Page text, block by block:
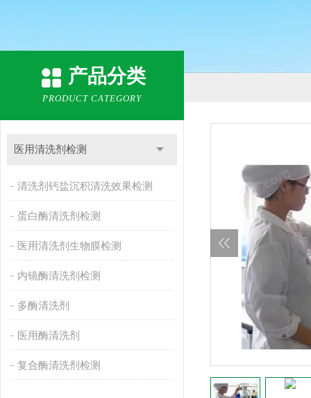
产品分类
PRODUCT CATEGORY
医用清洗剂检测
清洗剂钙盐沉积清洗效果检测
蛋白酶清洗剂检测
医用清洗剂生物膜检测
内镜酶清洗剂检测
多酶清洗剂
医用酶清洗剂
复合酶清洗剂检测